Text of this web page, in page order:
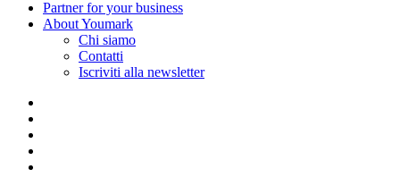
Partner for your business
About Youmark
Chi siamo
Contatti
Iscriviti alla newsletter